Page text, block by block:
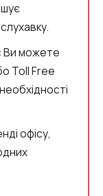
Ви можете
Toll Free
офісу,